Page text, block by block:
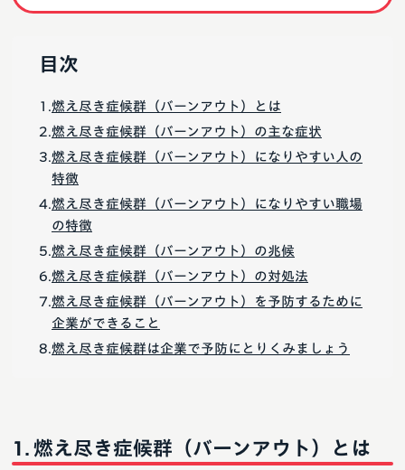
目次
燃え尽き症候群（バーンアウト）とは
燃え尽き症候群（バーンアウト）の主な症状
燃え尽き症候群（バーンアウト）になりやすい人の
特徴
燃え尽き症候群（バーンアウト）になりやすい職場
の特徴
燃え尽き症候群（バーンアウト）の兆候
燃え尽き症候群（バーンアウト）の対処法
燃え尽き症候群（バーンアウト）を予防するために
企業ができること
燃え尽き症候群は企業で予防にとりくみましょう
燃え尽き症候群（バーンアウト）とは